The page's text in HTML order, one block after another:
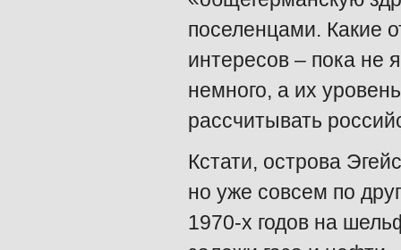
поселенцами. Какие
интересов – пока не
немного, а их
рассчитывать
Кстати, острова
но уже совсем по
1970-х годов на